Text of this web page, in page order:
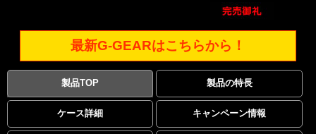
最新G-GEARはこちらから！
製品TOP 製品の特長
ケース詳細 キャンペーン情報